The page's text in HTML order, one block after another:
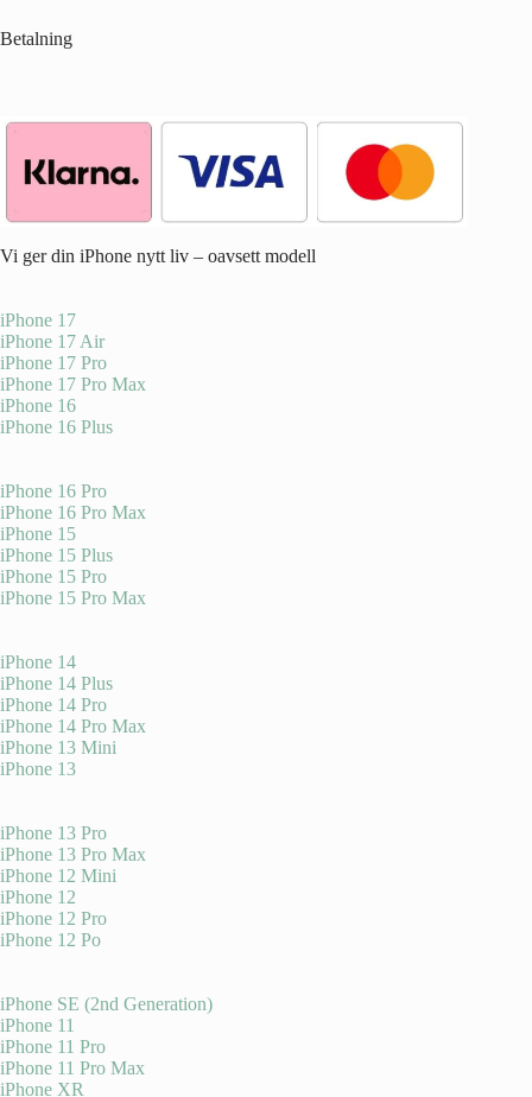
Betalning
Vi ger din iPhone nytt liv – oavsett modell
iPhone 17
iPhone 17 Air
iPhone 17 Pro
iPhone 17 Pro Max
iPhone 16
iPhone 16 Plus
iPhone 16 Pro
iPhone 16 Pro Max
iPhone 15
iPhone 15 Plus
iPhone 15 Pro
iPhone 15 Pro Max
iPhone 14
iPhone 14 Plus
iPhone 14 Pro
iPhone 14 Pro Max
iPhone 13 Mini
iPhone 13
iPhone 13 Pro
iPhone 13 Pro Max
iPhone 12 Mini
iPhone 12
iPhone 12 Pro
iPhone 12 Po
iPhone SE (2nd Generation)
iPhone 11
iPhone 11 Pro
iPhone 11 Pro Max
iPhone XR